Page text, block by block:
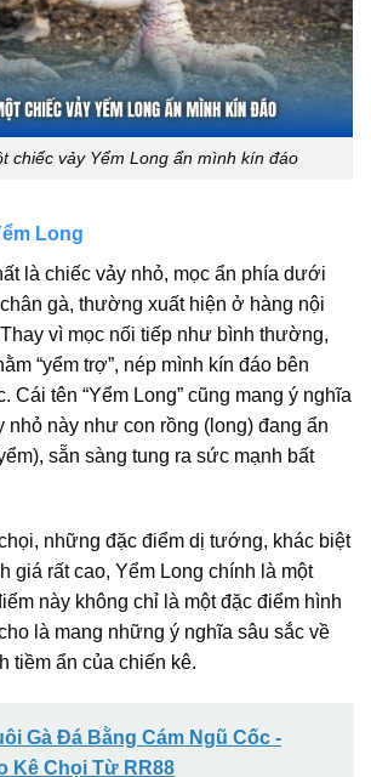
chiếc vảy Yểm Long ẩn mình kín đáo
Long
là chiếc vảy nhỏ, mọc ẩn phía dưới
gà, thường xuất hiện ở hàng nội
vì mọc nối tiếp như bình thường,
“yểm trợ”, nép mình kín đáo bên
Cái tên “Yểm Long” cũng mang ý nghĩa
nhỏ này như con rồng (long) đang ẩn
sẵn sàng tung ra sức mạnh bất
những đặc điểm dị tướng, khác biệt
giá rất cao, Yểm Long chính là một
này không chỉ là một đặc điểm hình
là mang những ý nghĩa sâu sắc về
tiềm ẩn của chiến kê.
Gà Đá Bằng Cám Ngũ Cốc -
Kê Chọi Từ RR88